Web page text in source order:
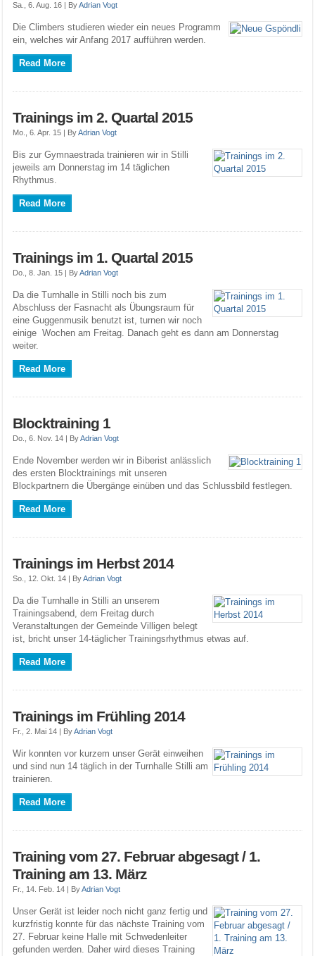
Sa., 6. Aug. 16 | ByAdrian Vogt
Die Climbers studieren wieder ein neues Programm
ein, welches wir Anfang 2017 aufführen werden.
Read More
Trainings im 2. Quartal 2015
Mo., 6. Apr. 15 | ByAdrian Vogt
Bis zur Gymnaestrada trainieren wir in Stilli
jeweils am Donnerstag im 14 täglichen
Rhythmus.
Read More
Trainings im 1. Quartal 2015
Do., 8. Jan. 15 | ByAdrian Vogt
Da die Turnhalle in Stilli noch bis zum
Abschluss der Fasnacht als Übungsraum für
eine Guggenmusik benutzt ist, turnen wir noch
einige Wochen am Freitag. Danach geht es dann am Donnerstag
weiter.
Read More
Blocktraining 1
Do., 6. Nov. 14 | ByAdrian Vogt
Ende November werden wir in Biberist anlässlich
des ersten Blocktrainings mit unseren
Blockpartnern die Übergänge einüben und das Schlussbild festlegen.
Read More
Trainings im Herbst 2014
So., 12. Okt. 14 | ByAdrian Vogt
Da die Turnhalle in Stilli an unserem
Trainingsabend, dem Freitag durch
Veranstaltungen der Gemeinde Villigen belegt
ist, bricht unser 14-täglicher Trainingsrhythmus etwas auf.
Read More
Trainings im Frühling 2014
Fr., 2. Mai 14 | ByAdrian Vogt
Wir konnten vor kurzem unser Gerät einweihen
und sind nun 14 täglich in der Turnhalle Stilli am
trainieren.
Read More
Training vom 27. Februar abgesagt / 1.
Training am 13. März
Fr., 14. Feb. 14 | ByAdrian Vogt
Unser Gerät ist leider noch nicht ganz fertig und
kurzfristig konnte für das nächste Training vom
27. Februar keine Halle mit Schwedenleiter
gefunden werden. Daher wird dieses Training